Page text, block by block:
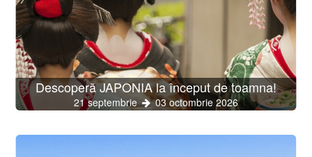
Descoperă JAPONIA la început de toamna!
21 septembrie 03 octombrie 2026